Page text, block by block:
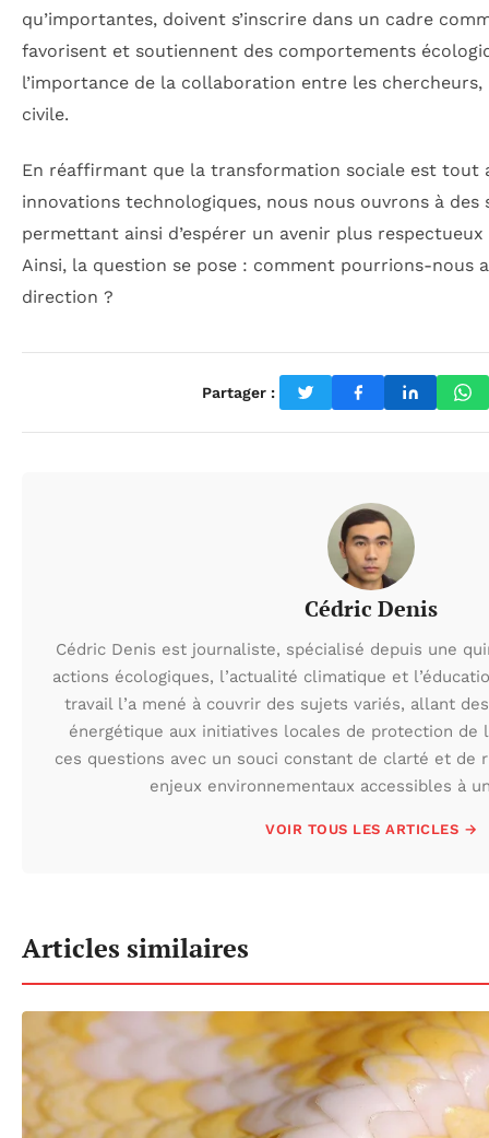
qu’importantes, doivent s’inscrire dans un cadre
favorisent et soutiennent des comportements
l’importance de la collaboration entre les
civile.
En réaffirmant que la transformation sociale est tout
innovations technologiques, nous nous ouvrons à
permettant ainsi d’espérer un avenir plus
Ainsi, la question se pose : comment pourrions-nous
direction ?
Partager :
Cédric Denis
Cédric Denis est journaliste, spécialisé depuis une
actions écologiques, l’actualité climatique et
travail l’a mené à couvrir des sujets variés, allant
énergétique aux initiatives locales de protection de
ces questions avec un souci constant de clarté et de
enjeux environnementaux accessibles à
VOIR TOUS LES ARTICLES →
Articles similaires